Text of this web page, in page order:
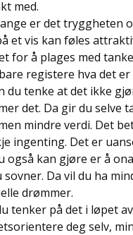
med.
er det tryggheten
et vis kan føles
for å plages med
registere hva det er
du tenke at det ikke
det. Da gir du selve
mindre verdi. Det
ingenting. Det er
også kan gjøre er å
Da vil du ha
drømmer.
tenker på det i løpet
deg selv,